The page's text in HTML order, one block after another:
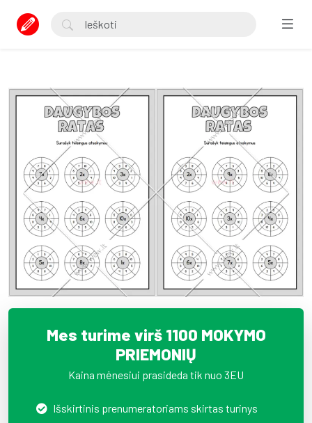
Mes turime virš 1100 MOKYMO
PRIEMONIŲ
Kaina mėnesiui prasideda tik nuo 3EU
Išskirtinis prenumeratoriams skirtas turinys